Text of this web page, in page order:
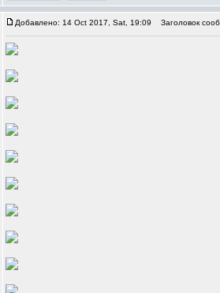
Добавлено: 14 Oct 2017, Sat, 19:09 Заголовок